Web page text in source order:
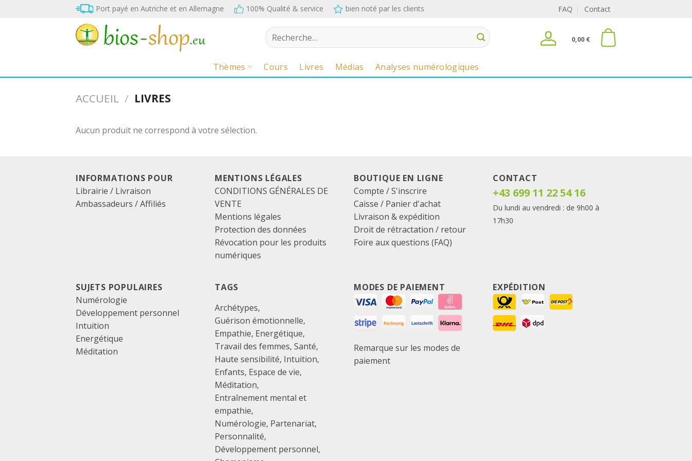
Port payé en Autriche et en Allemagne 100% Qualité & service bien noté par les clients FAQ Contact
Recherche
pour :
0,00 €
Thèmes Cours Livres Médias Analyses numérologiques
ACCUEIL / LIVRES
Aucun produit ne correspond à votre sélection.
INFORMATIONS POUR
Librairie / Livraison
Ambassadeurs / Affiliés
MENTIONS LÉGALES
CONDITIONS GÉNÉRALES DE
VENTE
Mentions légales
Protection des données
Révocation pour les produits
numériques
BOUTIQUE EN LIGNE
Compte / S'inscrire
Caisse / Panier d'achat
Livraison & expédition
Droit de rétractation / retour
Foire aux questions (FAQ)
CONTACT
+43 699 11 22 54 16
Du lundi au vendredi : de 9h00 à
17h30
SUJETS POPULAIRES
Numérologie
Développement personnel
Intuition
Energétique
Méditation
TAGS
Archétypes
Guérison émotionnelle
Empathie Energétique
Travail des femmes Santé
Haute sensibilité Intuition
Enfants Espace de vie
Méditation
Entraînement mental et
empathie
Numérologie Partenariat
Personnalité
Développement personnel
MODES DE PAIEMENT
Remarque sur les modes de
paiement
EXPÉDITION